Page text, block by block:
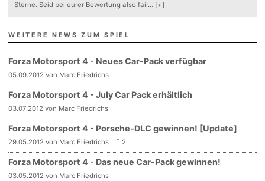
Sterne. Seid bei eurer Bewertung also fair... [+]
WEITERE NEWS ZUM SPIEL
Forza Motorsport 4 - Neues Car-Pack verfügbar
05.09.2012 von Marc Friedrichs
Forza Motorsport 4 - July Car Pack erhältlich
03.07.2012 von Marc Friedrichs
Forza Motorsport 4 - Porsche-DLC gewinnen! [Update]
29.05.2012 von Marc Friedrichs 2
Forza Motorsport 4 - Das neue Car-Pack gewinnen!
03.05.2012 von Marc Friedrichs